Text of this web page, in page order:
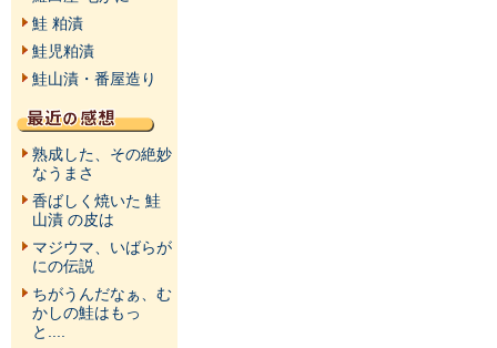
鮭 粕漬
鮭児粕漬
鮭山漬・番屋造り
熟成した、その絶妙
なうまさ
香ばしく焼いた 鮭
山漬 の皮は
マジウマ、いばらが
にの伝説
ちがうんだなぁ、む
かしの鮭はもっ
と....